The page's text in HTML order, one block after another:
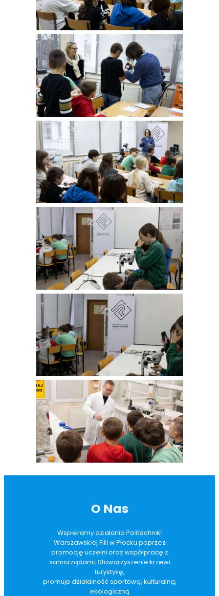
O Nas
Wspieramy działania Politechniki
Warszawskiej Filii w Płocku poprzez
promocję uczelni oraz współpracę z
samorządami. Stowarzyszenie krzewi
turystykę,
promuje działalność sportową, kulturalną,
ekologiczną